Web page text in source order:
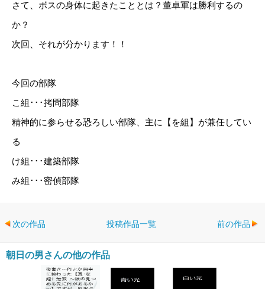
さて、ボスの身体に起きたこととは？董卓軍は勝利するの
か？
次回、それが分かります！！
今回の部隊
こ組･･･拷問部隊
精神的に参らせる恐ろしい部隊、主に【を組】が兼任してい
る
け組･･･建築部隊
み組･･･密偵部隊
次の作品 投稿作品一覧 前の作品
朝日の男さんの他の作品